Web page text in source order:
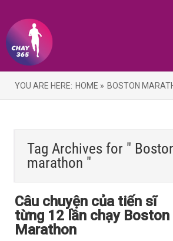
YOU ARE HERE: HOME » BOSTON
Tag Archives for "
marathon "
Câu chuyện của tiến sĩ
từng 12 lần chạy Boston
Marathon